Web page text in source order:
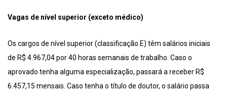
Vagas de nível superior (exceto médico)
Os cargos de nível superior (classificação E) têm salários iniciais
de R$ 4.967,04 por 40 horas semanais de trabalho. Caso o
aprovado tenha alguma especialização, passará a receber R$
6.457,15 mensais. Caso tenha o título de doutor, o salário passa